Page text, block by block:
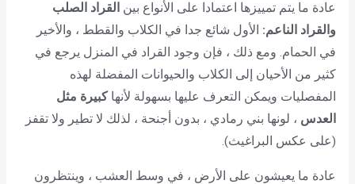
عادة ما يتم تمييزها اعتمادا على الأنواع بين القراد الصلب
والقراد الناعم: الأول شائع جدا في الكلاب والقطط ، والأخير
في الحمام. ومع ذلك ، فإن وجود القراد في المنزل يرجع في
كثير من الأحيان إلى الكلاب والحيوانات المفضلة لهذه
المفصليات ويمكن التعرف عليها بسهولة لأنها كبيرة مثل
العدس ، لونها بني رمادي ، بدون أجنحة ، لذلك لا تطير ولا تقفز
(على عكس البراغيث).
عادة ما يعيشون على الأرض ، في وسط العشب ، وينتظرون